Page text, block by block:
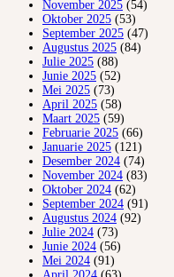
November 2025 (54)
Oktober 2025 (53)
September 2025 (47)
Augustus 2025 (84)
Julie 2025 (88)
Junie 2025 (52)
Mei 2025 (73)
April 2025 (58)
Maart 2025 (59)
Februarie 2025 (66)
Januarie 2025 (121)
Desember 2024 (74)
November 2024 (83)
Oktober 2024 (62)
September 2024 (91)
Augustus 2024 (92)
Julie 2024 (73)
Junie 2024 (56)
Mei 2024 (91)